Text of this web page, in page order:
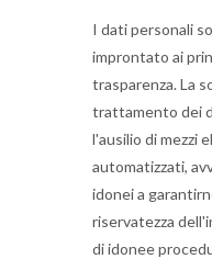
I dati personali
improntato ai
trasparenza.La
trattamento dei
l'ausilio di mezzi
automatizzati,
idonei a
riservatezza
di idonee